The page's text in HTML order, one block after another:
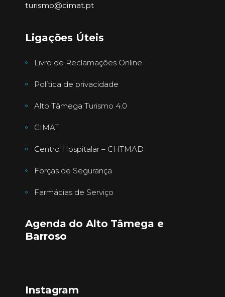
turismo@cimat.pt
Ligações Úteis
Livro de Reclamações Online
Política de privacidade
Alto Tâmega Turismo 4.0
CIMAT
Centro Hospitalar – CHTMAD
Forças de Segurança
Farmácias de Serviço
Agenda do Alto Tâmega e
Barroso
Instagram